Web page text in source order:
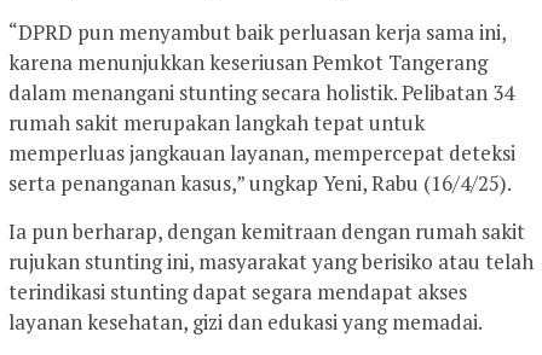
“DPRD pun menyambut baik perluasan kerja sama ini,
karena menunjukkan keseriusan Pemkot Tangerang
dalam menangani stunting secara holistik. Pelibatan 34
rumah sakit merupakan langkah tepat untuk
memperluas jangkauan layanan, mempercepat deteksi
serta penanganan kasus,” ungkap Yeni, Rabu (16/4/25).
Ia pun berharap, dengan kemitraan dengan rumah sakit
rujukan stunting ini, masyarakat yang berisiko atau telah
terindikasi stunting dapat segara mendapat akses
layanan kesehatan, gizi dan edukasi yang memadai.